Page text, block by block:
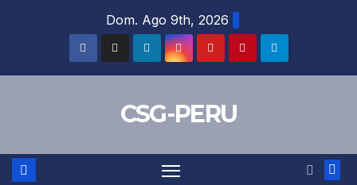
Dom. Ago 9th, 2026
CSG-PERU